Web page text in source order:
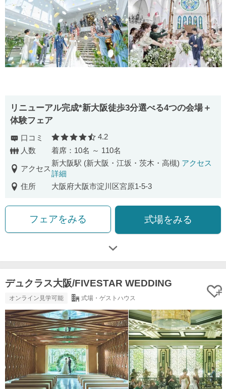
リニューアル完成*新大阪徒歩3分選べる4つの会場＋
体験フェア
口コミ 口コミ評価
4.2
人数
着席：10名 ～ 110名
アクセス
新大阪駅 (新大阪・江坂・茨木・高槻) アクセス
詳細
住所
大阪府大阪市淀川区宮原1-5-3
フェアをみる 式場をみる
デュクラス大阪/FIVESTAR WEDDING
オンライン見学可能 式場・ゲストハウス